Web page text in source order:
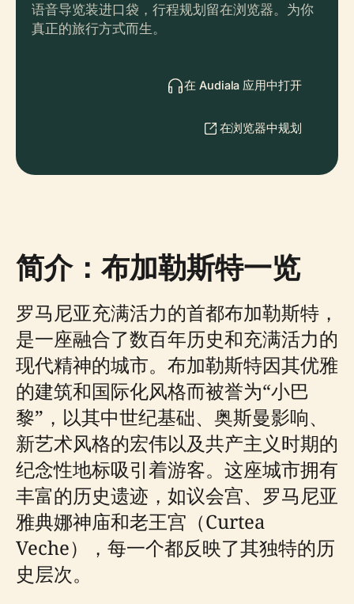
语音导览装进口袋，行程规划留在浏览器。为你
真正的旅行方式而生。
在 Audiala 应用中打开
在浏览器中规划
简介：布加勒斯特一览
罗马尼亚充满活力的首都布加勒斯特，
是一座融合了数百年历史和充满活力的
现代精神的城市。布加勒斯特因其优雅
的建筑和国际化风格而被誉为“小巴
黎”，以其中世纪基础、奥斯曼影响、
新艺术风格的宏伟以及共产主义时期的
纪念性地标吸引着游客。这座城市拥有
丰富的历史遗迹，如议会宫、罗马尼亚
雅典娜神庙和老王宫（Curtea
Veche），每一个都反映了其独特的历
史层次。